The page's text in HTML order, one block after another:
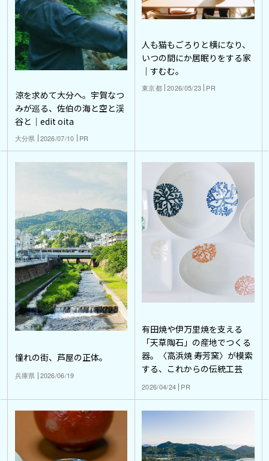
涼を求めて大分へ。宇賀なつ
みが巡る、佐伯の海と空と渓
谷と｜edit oita
大分県 2026/07/10 PR
人も猫もごろりと横になり、
いつの間にか居眠りをする家
｜すむむ。
東京都 2026/05/23 PR
憧れの街、芦屋の正体。
兵庫県 2026/06/19
有田焼や伊万里焼を支える
「天草陶石」の産地でつくる
器。〈高浜焼 寿芳窯〉が模索
する、これからの伝統工芸
2026/04/24 PR